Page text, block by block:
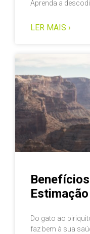
Aprenda a
LER MAIS ›
Estimação
Do gato ao
faz bem à sua